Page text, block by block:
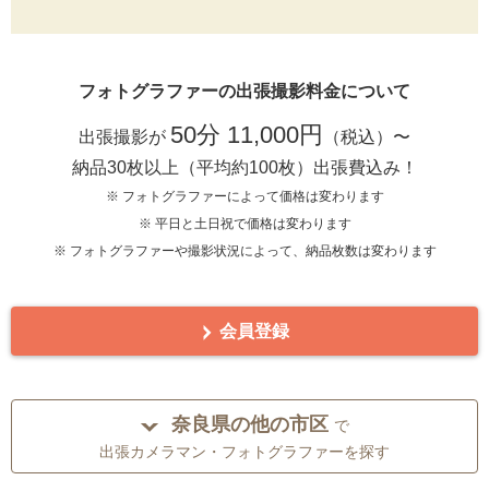
フォトグラファーの出張撮影料金について
出張撮影が 50分 11,000円
（税込）〜
納品30枚以上（平均約100枚）出張費込み！
※ フォトグラファーによって価格は変わります
※ 平日と土日祝で価格は変わります
※ フォトグラファーや撮影状況によって、納品枚数は変わります
会員登録
奈良県の他の市区 で
出張カメラマン・フォトグラファーを探す